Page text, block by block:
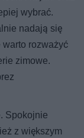
wybrać.
nadają się
warto rozważyć
zimowe.
Spokojnie
z większym